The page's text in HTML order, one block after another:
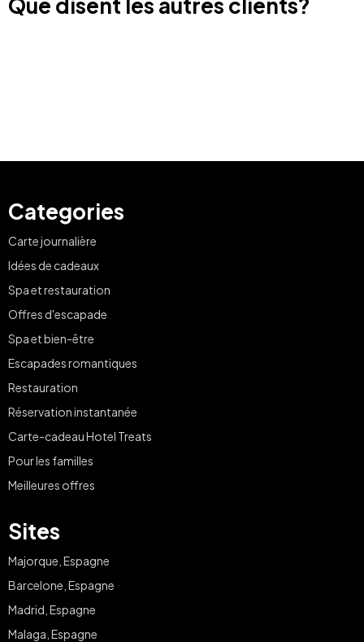
Categories
Carte journalière
Idées de cadeaux
Spa et restauration
Offres d'escapade
Spa et bien-être
Escapades romantiques
Restauration
Réservation instantanée
Carte-cadeau Hotel Treats
Pour les familles
Meilleures offres
Sites
Majorque, Espagne
Barcelone, Espagne
Madrid, Espagne
Malaga, Espagne